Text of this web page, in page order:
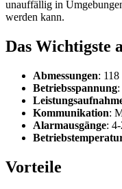
unauffällig in
werden kann.
Das Wichtigste
Abmessungen:
Betriebsspannung
Kommunikation:
Alarmausgänge:
Vorteile